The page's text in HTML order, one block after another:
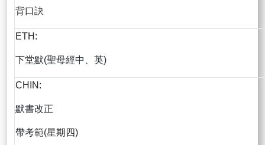
背口訣
ETH:
下堂默(聖母經中、英)
CHIN:
默書改正
帶考範(星期四)